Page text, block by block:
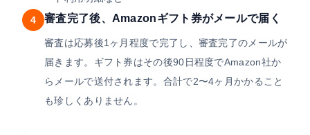
4
審査完了後、Amazonギフト券がメールで届く
審査は応募後1ヶ月程度で完了し、審査完了のメールが
届きます。ギフト券はその後90日程度でAmazon社か
らメールで送付されます。合計で2〜4ヶ月かかること
も珍しくありません。